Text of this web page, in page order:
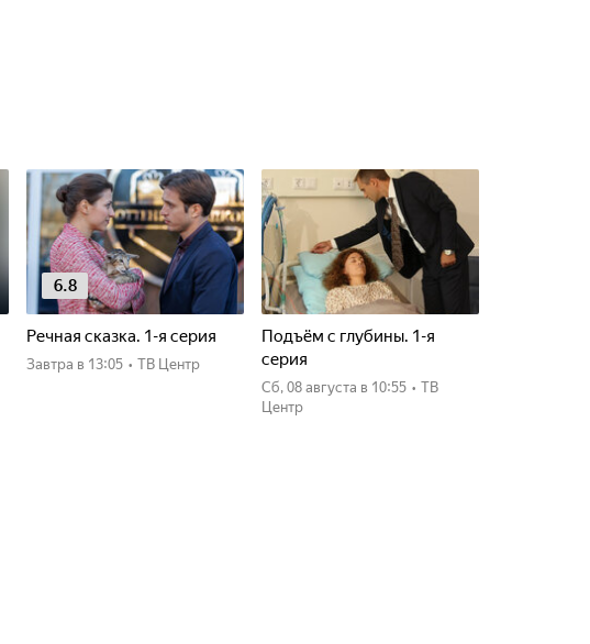
6.8
Речная сказка. 1-я серия
Завтра в 13:05 • ТВ Центр
Подъём с глубины. 1-я
серия
сб, 08 августа в 10:55 • ТВ
Центр